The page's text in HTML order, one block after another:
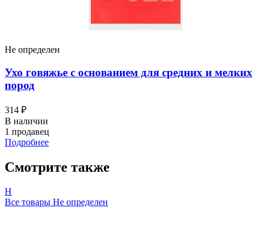
Не определен
Ухо говяжье с основанием для средних и мелких
пород
314 ₽
В наличии
1 продавец
Подробнее
Смотрите также
Н
Все товары Не определен